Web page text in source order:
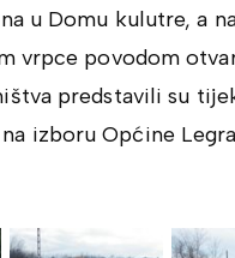
u Domu kulutre, a
vrpce povodom
predstavili su
izboru Općine